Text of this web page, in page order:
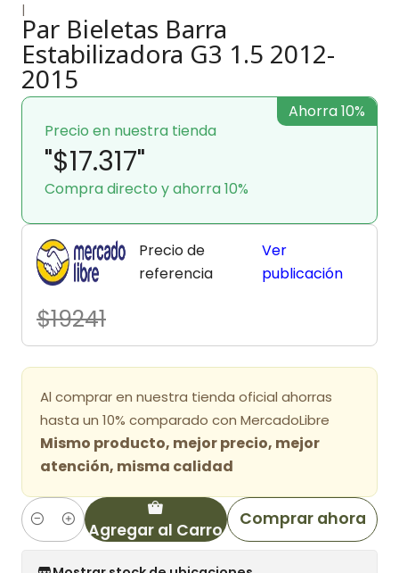
|
Par Bieletas Barra
Estabilizadora G3 1.5 2012-
2015
Precio en nuestra tienda
"$17.317"
Compra directo y ahorra 10%
Ahorra 10%
Precio de
referencia
$19241
Ver
publicación
Al comprar en nuestra tienda oficial ahorras
hasta un 10% comparado con MercadoLibre
Mismo producto, mejor precio, mejor
atención, misma calidad
Cantidad Agregar al Carro
Comprar ahora